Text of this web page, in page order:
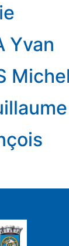
Yvan
Michel